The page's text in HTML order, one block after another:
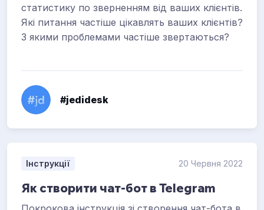
статистику по зверненням від ваших клієнтів.
Які питання частіше цікавлять ваших клієнтів?
З якими проблемами частіше звертаються?
#jedidesk
Інструкції 20 Червня 2022
Як створити чат-бот в Telegram